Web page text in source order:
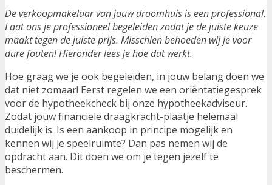
De verkoopmakelaar van jouw droomhuis is een professional.
Laat ons je professioneel begeleiden zodat je de juiste keuze
maakt tegen de juiste prijs. Misschien behoeden wij je voor
dure fouten! Hieronder lees je hoe dat werkt.
Hoe graag we je ook begeleiden, in jouw belang doen we
dat niet zomaar! Eerst regelen we een oriëntatiegesprek
voor de hypotheekcheck bij onze hypotheekadviseur.
Zodat jouw financiële draagkracht-plaatje helemaal
duidelijk is. Is een aankoop in principe mogelijk en
kennen wij je speelruimte? Dan pas nemen wij de
opdracht aan. Dit doen we om je tegen jezelf te
beschermen.